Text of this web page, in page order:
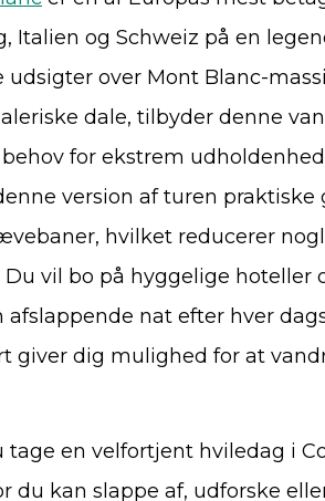
Italien og Schweiz på en
udsigter over Mont Blanc-
dale, tilbyder denne
for ekstrem
version af turen
hvilket reducerer
Du vil bo på hyggelige hoteller
afslappende nat efter hver
giver dig mulighed for at
tage en velfortjent hviledag i
du kan slappe af, udforske